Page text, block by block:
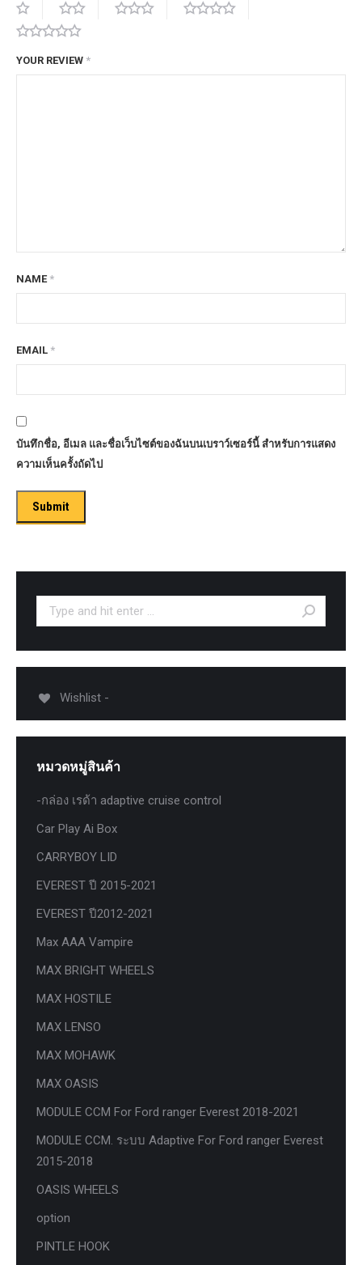
YOUR REVIEW *
NAME *
EMAIL *
บันทึกชื่อ, อีเมล และชื่อเว็บไซต์ของฉันบนเบราว์เซอร์นี้ สำหรับการแสดง
ความเห็นครั้งถัดไป
Search:
Wishlist -
หมวดหมู่สินค้า
-กล่อง เรด้า adaptive cruise control
Car Play Ai Box
CARRYBOY LID
EVEREST ปี 2015-2021
EVEREST ปี2012-2021
Max AAA Vampire
MAX BRIGHT WHEELS
MAX HOSTILE
MAX LENSO
MAX MOHAWK
MAX OASIS
MODULE CCM For Ford ranger Everest 2018-2021
MODULE CCM. ระบบ Adaptive For Ford ranger Everest
2015-2018
OASIS WHEELS
option
PINTLE HOOK